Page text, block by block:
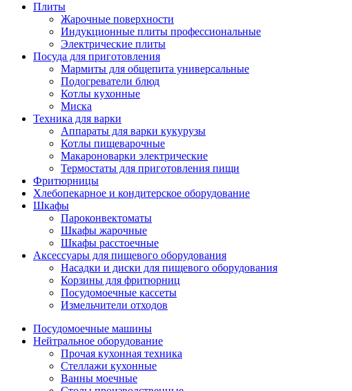
Плиты
Жарочные поверхности
Индукционные плиты профессиональные
Электрические плиты
Посуда для приготовления
Мармиты для общепита универсальные
Подогреватели блюд
Котлы кухонные
Миска
Техника для варки
Аппараты для варки кукурузы
Котлы пищеварочные
Макароноварки электрические
Термостаты для приготовления пищи
Фритюрницы
Хлебопекарное и кондитерское оборудование
Шкафы
Пароконвектоматы
Шкафы жарочные
Шкафы расстоечные
Аксессуары для пищевого оборудования
Насадки и диски для пищевого оборудования
Корзины для фритюрниц
Посудомоечные кассеты
Измельчители отходов
Посудомоечные машины
Нейтральное оборудование
Прочая кухонная техника
Стеллажи кухонные
Ванны моечные